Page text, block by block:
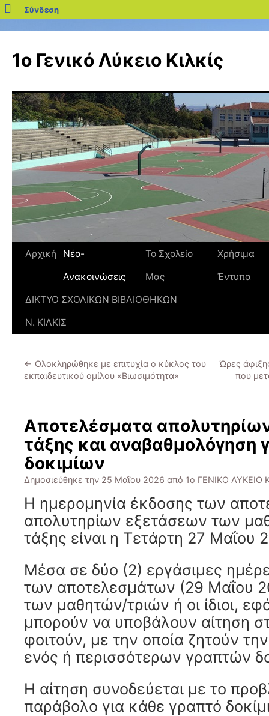
blogs.sch.gr
Σύνδεση
περιεχόμενο
1ο Γενικό Λύκειο Κιλκίς
Αρχική
Νέα-
Ανακοινώσεις
Το Σχολείο
Μας
Χρήσιμα
Έντυπα
ΔΙΚΤΥΟ ΣΧΟΛΙΚΩΝ ΒΙΒΛΙΟΘΗΚΩΝ
Ν. ΚΙΛΚΙΣ
← Ολοκληρώθηκε με επιτυχία ο κύκλος του
εκπαιδευτικού ομίλου «Βιωσιμότητα»
Ώρες
που
Αποτελέσματα
τάξης και αναβαθμολόγηση
δοκιμίων
Δημοσιεύθηκε την 25 Μαΐου 2026 από 1ο ΓΕΝΙΚΟ ΛΥΚΕΙΟ
Η ημερομηνία έκδοσης των
απολυτηρίων εξετάσεων των
τάξης είναι η Τετάρτη 27 Μαΐου
Μέσα σε δύο (2) εργάσιμες
των αποτελεσμάτων (29 Μαΐου
των μαθητών/τριών ή οι ίδιοι,
μπορούν να υποβάλουν αίτηση
φοιτούν, με την οποία ζητούν
ενός ή περισσότερων γραπτών
Η αίτηση συνοδεύεται με το
παράβολο για κάθε γραπτό